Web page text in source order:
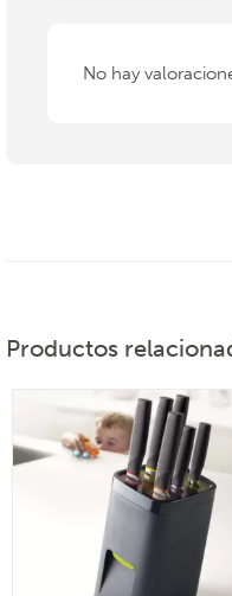
No hay
Productos